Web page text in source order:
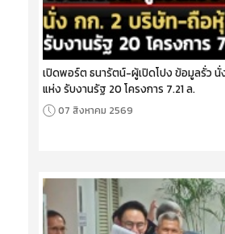
เปิดพอร์ต ธนารัตน์-ผู้เปิดโปง ข้อมูลรั่ว นั่
แห่ง รับงานรัฐ 20 โครงการ 7.21 ล.
07 สิงหาคม 2569